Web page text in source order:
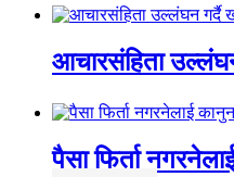
आचारसंहिता
पैसा फिर्ता